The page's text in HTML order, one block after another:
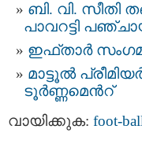
ബി. വി.
പാവറട്ടി
ഇഫ്താർ
മാട്ടൂൽ
ടൂര്‍ണ്ണമെന്‍റ്
വായിക്കുക: foot-